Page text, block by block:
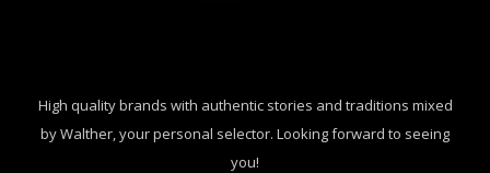
High quality brands with authentic stories and traditions mixed
by Walther, your personal selector. Looking forward to seeing
you!